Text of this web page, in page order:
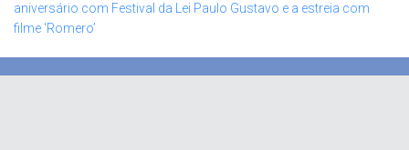
aniversário com Festival da Lei Paulo Gustavo e a estreia com
filme ‘Romero’